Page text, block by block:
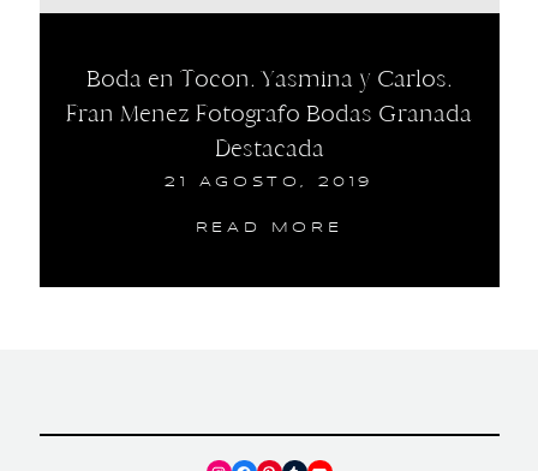
Boda en Tocon. Yasmina y Carlos.
Fran Menez Fotografo Bodas Granada
Destacada
21 AGOSTO, 2019
READ MORE